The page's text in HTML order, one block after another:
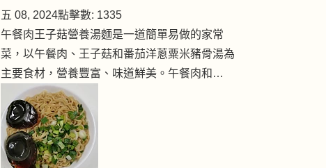
五 08, 2024點擊數: 1335
午餐肉王子菇營養湯麵是一道簡單易做的家常
菜，以午餐肉、王子菇和番茄洋蔥粟米豬骨湯為
主要食材，營養豐富、味道鮮美。午餐肉和…